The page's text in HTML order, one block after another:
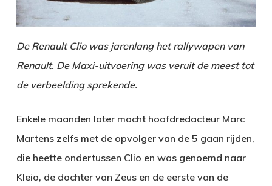
De Renault Clio was jarenlang het rallywapen van
Renault. De Maxi-uitvoering was veruit de meest tot
de verbeelding sprekende.
Enkele maanden later mocht hoofdredacteur Marc
Martens zelfs met de opvolger van de 5 gaan rijden,
die heette ondertussen Clio en was genoemd naar
Kleio, de dochter van Zeus en de eerste van de